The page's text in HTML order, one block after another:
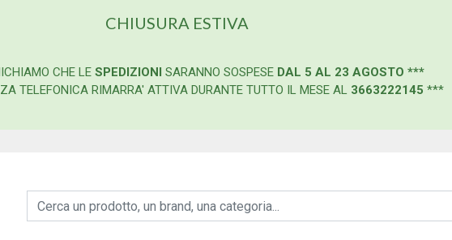
CHIUSURA ESTIVA
CHE LE SPEDIZIONI SARANNO SOSPESE DAL 5 AL 23 AGOSTO ***
TELEFONICA RIMARRA' ATTIVA DURANTE TUTTO IL MESE AL 3663222145 ***